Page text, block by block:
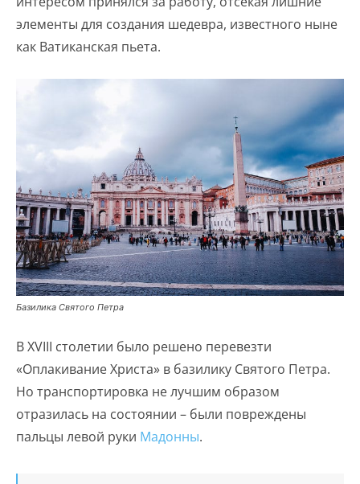
элементы для создания шедевра, известного ныне
как Ватиканская пьета.
Базилика Святого Петра
В XVIII столетии было решено перевезти
«Оплакивание Христа» в базилику Святого Петра.
Но транспортировка не лучшим образом
отразилась на состоянии – были повреждены
пальцы левой руки Мадонны.